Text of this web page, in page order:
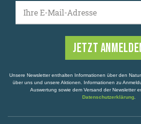
Ihre E-
Unsere Newsletter enthalten Informationen über den
über uns und unsere Aktionen. Informationen zu
Auswertung sowie dem Versand der Newsletter
Datenschutzerklärung